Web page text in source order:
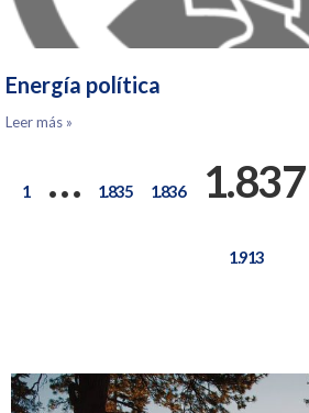
Energía política
Leer más »
1 … 1.835 1.836 1.837
1.913